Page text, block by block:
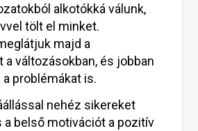
alkotókká válunk,
tölt el minket.
majd a
a változásokban, és jobban
problémákat is.
nehéz sikereket
a belső motivációt a pozitív